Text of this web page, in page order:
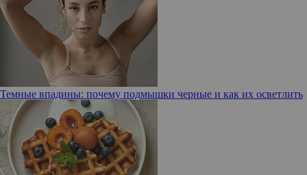
Темные впадины: почему подмышки черные и как их осветлить